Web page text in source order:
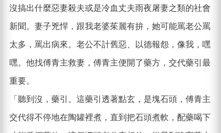
沒搞出什麼惡妻殺夫或是冷血丈夫雨夜屠妻之類的社會
新聞。妻子兇悍，跟我老婆茱麗有拚，她可能罵老公罵
太多，罵出病來。老公不計舊惡、以德報怨，像我，嘿
嘿。他找傅青主救妻，傅青主便開了藥方，交代藥引最
重要。
「聽到沒，藥引。這藥引透著點玄，是塊石頭，傅青主
交代得不停地在陶罐裡煮，直到把石頭煮軟，配藥喝下